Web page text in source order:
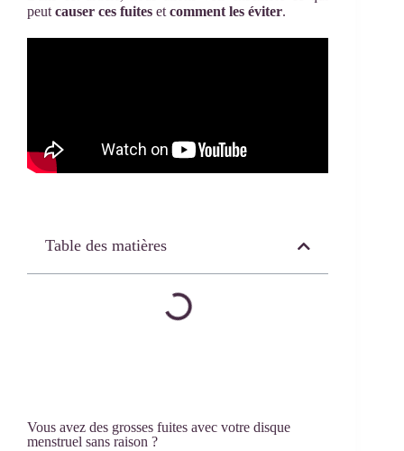
peut causer ces fuites et comment les éviter.
Table des matières
Vous avez des grosses fuites avec votre disque
menstruel sans raison ?